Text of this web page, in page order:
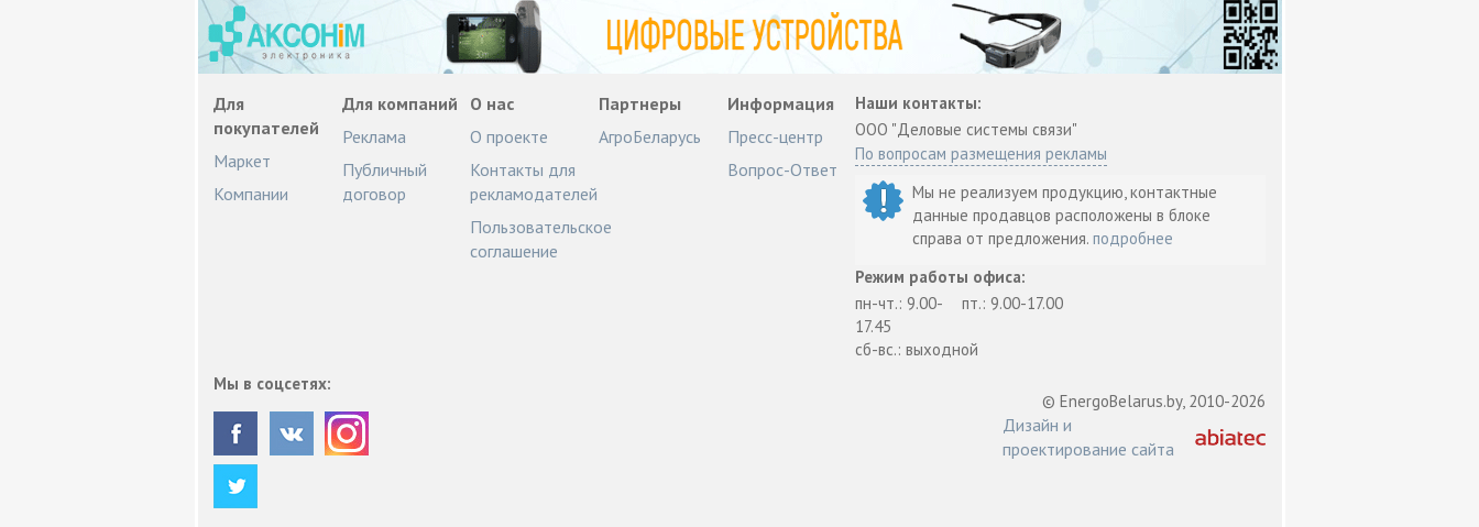
Для
покупателей
Маркет
Компании
Для компаний
Реклама
Публичный
договор
О нас
О проекте
Контакты для
рекламодателей
Пользовательское
соглашение
Партнеры
АгроБеларусь
Информация
Пресс-центр
Вопрос-Ответ
Наши контакты:
ООО "Деловые системы связи"
По вопросам размещения рекламы
Мы не реализуем продукцию, контактные
данные продавцов расположены в блоке
справа от предложения.подробнее
Режим работы офиса:
пн-чт.: 9.00-
17.45
пт.: 9.00-17.00
сб-вс.: выходной
Мы в соцсетях:
© EnergoBelarus.by, 2010-2026
Дизайн и
проектирование сайта